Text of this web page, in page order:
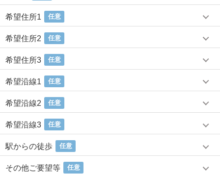
希望住所1 任意
希望住所2 任意
希望住所3 任意
希望沿線1 任意
希望沿線2 任意
希望沿線3 任意
駅からの徒歩 任意
その他ご要望等 任意